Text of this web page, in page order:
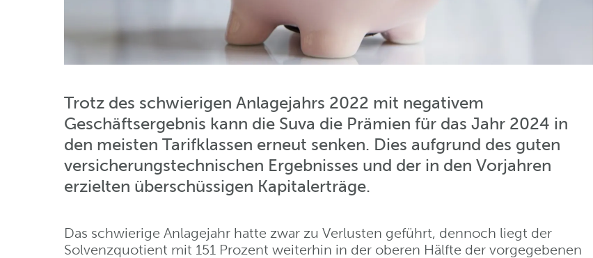
Trotz des schwierigen Anlagejahrs 2022 mit negativem
Geschäftsergebnis kann die Suva die Prämien für das Jahr 2024 in
den meisten Tarifklassen erneut senken. Dies aufgrund des guten
versicherungs­technischen Ergebnisses und der in den Vorjahren
erzielten überschüssigen Kapital­er­träge.
Das schwierige Anlagejahr hatte zwar zu Verlusten geführt, dennoch liegt der
Solvenzquotient mit 151 Prozent weiterhin in der oberen Hälfte der vorgegebenen